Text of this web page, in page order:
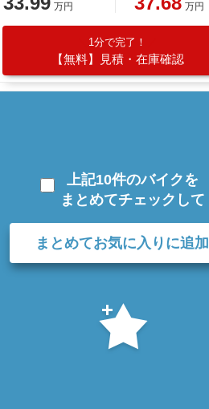
万円 万円
1分で完了！
【無料】見積・在庫確認
上記10件のバイクを
まとめてチェックして
まとめてお気に入りに追加